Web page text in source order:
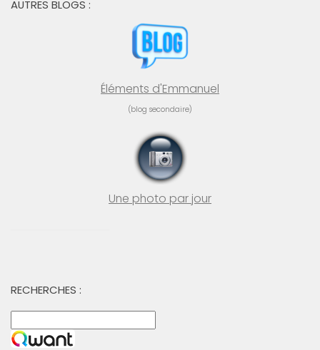
AUTRES BLOGS :
Éléments d'Emmanuel
(blog secondaire)
Une photo par jour
RECHERCHES :